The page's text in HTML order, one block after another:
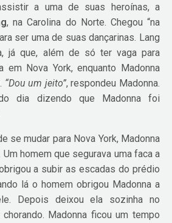
a uma de suas heroínas, a
, na Carolina do Norte. Chegou “na
ser uma de suas dançarinas. Lang
já que, além de só ter vaga para
em Nova York, enquanto Madonna
“Dou um jeito”, respondeu Madonna.
dia dizendo que Madonna foi
se mudar para Nova York, Madonna
homem que segurava uma faca a
a subir as escadas do prédio
lá o homem obrigou Madonna a
Depois deixou ela sozinha no
Madonna ficou um tempo